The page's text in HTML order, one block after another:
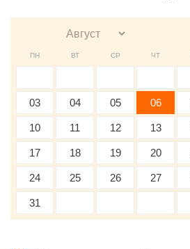
ПН ВТ СР ЧТ
03 04 05 06
10 11 12 13
17 18 19 20
24 25 26 27
31